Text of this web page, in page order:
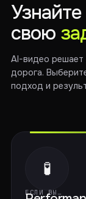
Узнайте
свою
AI-видео решает
дорога.
подход и
🧪
ЕСЛИ ВЫ…